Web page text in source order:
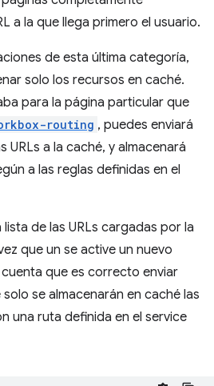
a la que llega primero el usuario.
de esta última categoría,
solo los recursos en caché.
para la página particular que
routing , puedes enviará
URLs a la caché, y almacenará
a las reglas definidas en el
lista de las URLs cargadas por la
que un se active un nuevo
que es correcto enviar
se almacenarán en caché las
una ruta definida en el service